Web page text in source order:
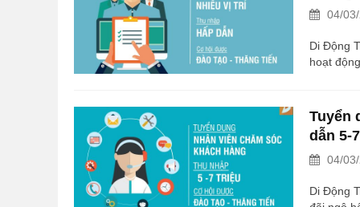
04/
Di Động
hoạt
Thái
thiết bị
Tuyển
dẫn 5-
04/
Di Động